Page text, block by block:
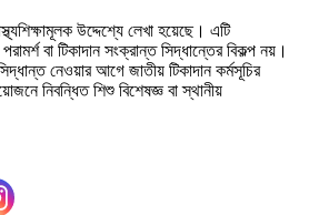
উদ্দেশ্যে লেখা হয়েছে। এটি
বা টিকাদান সংক্রান্ত সিদ্ধান্তের বিকল্প নয়।
নেওয়ার আগে জাতীয় টিকাদান কর্মসূচির
নিবন্ধিত শিশু বিশেষজ্ঞ বা স্থানীয়